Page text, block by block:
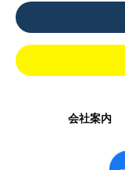
会社案内